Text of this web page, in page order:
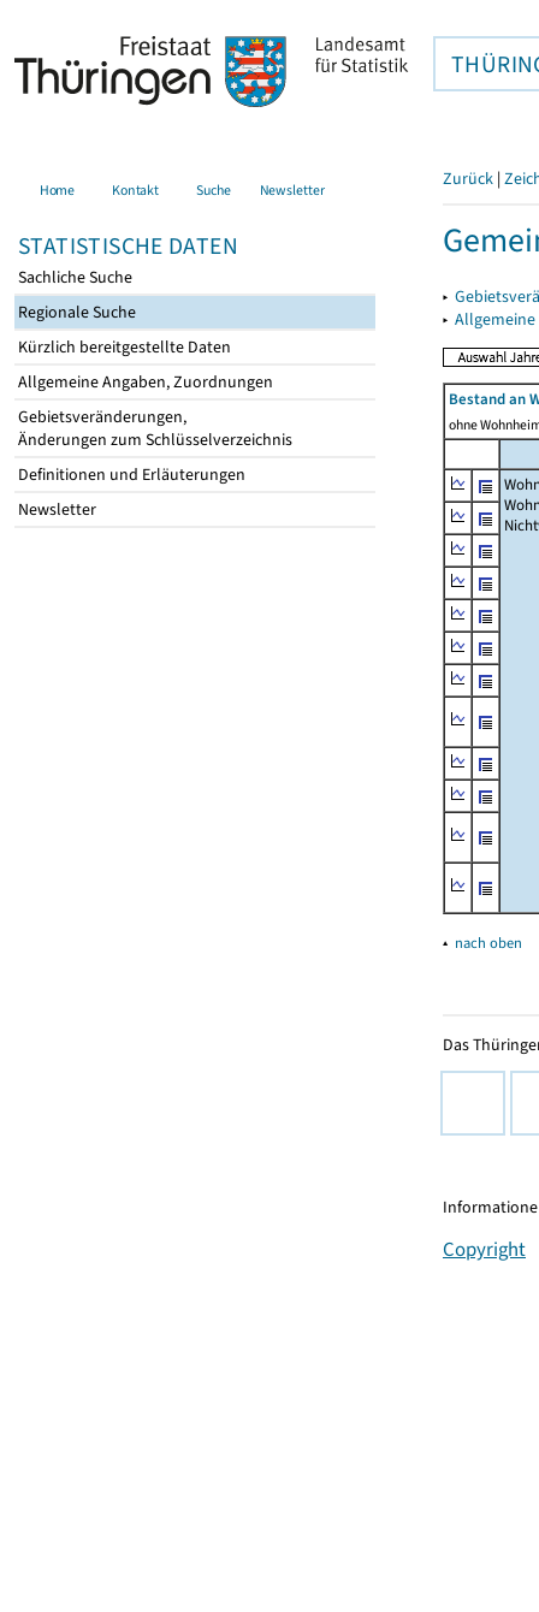
Home Kontakt Suche Newsletter
STATISTISCHE DATEN
Sachliche Suche
Regionale Suche
Kürzlich bereitgestellte Daten
Allgemeine Angaben, Zuordnungen
Gebietsveränderungen,
Änderungen zum Schlüsselverzeichnis
Definitionen und Erläuterungen
Newsletter
Zurück |
▸
▸
Bestand an
ohne
▴ nach oben
Das
Copyright